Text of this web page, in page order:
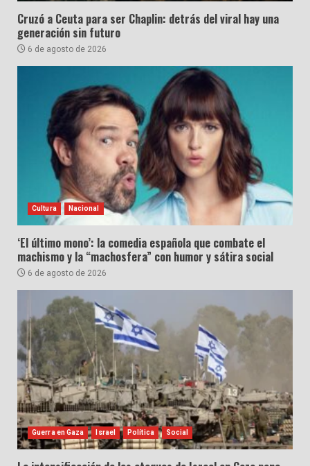
Cruzó a Ceuta para ser Chaplin: detrás del viral hay una
generación sin futuro
6 de agosto de 2026
Cultura Nacional
‘El último mono’: la comedia española que combate el
machismo y la “machosfera” con humor y sátira social
6 de agosto de 2026
Guerra en Gaza Israel Política Social